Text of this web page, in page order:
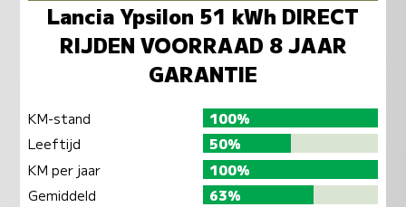
Lancia Ypsilon 51 kWh DIRECT
RIJDEN VOORRAAD 8 JAAR
GARANTIE
KM-stand
100%
Leeftijd
50%
KM per jaar
100%
Gemiddeld
63%